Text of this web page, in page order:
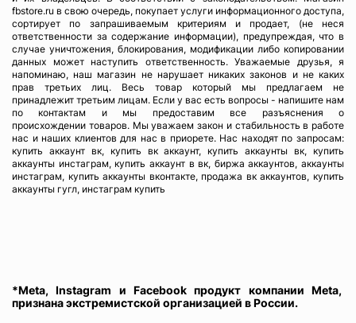
fbstore.ru в свою очередь, покупает услуги информационного доступа,
сортирует по запрашиваемым критериям и продает, (не неся
ответственности за содержание информации), предупреждая, что в
случае уничтожения, блокирования, модификации либо копировании
данных может наступить ответственность. Уважаемые друзья, я
напоминаю, наш магазин не нарушает никаких законов и не каких
прав третьих лиц. Весь товар который мы предлагаем не
принадлежит третьим лицам. Если у вас есть вопросы - напишите нам
по контактам и мы предоставим все разъяснения о
происхождении товаров. Мы уважаем закон и стабильность в работе
нас и наших клиентов для нас в приорете. Нас находят по запросам:
купить аккаунт вк, купить вк аккаунт, купить аккаунты вк, купить
аккаунты инстаграм, купить аккаунт в вк, биржа аккаунтов, аккаунты
инстаграм, купить аккаунты вконтакте, продажа вк аккаунтов, купить
аккаунты гугл, инстаграм купить
*Meta, Instagram и Facebook продукт компании Meta,
признана экстремистской организацией в России.